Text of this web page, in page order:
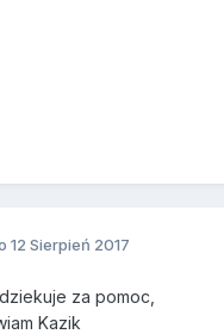
12 Sierpień 2017
za pomoc,
Kazik